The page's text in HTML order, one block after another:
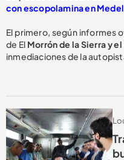
con escopolamina en
El primero, según informes
de El Morrón de la Sierra y
inmediaciones de la